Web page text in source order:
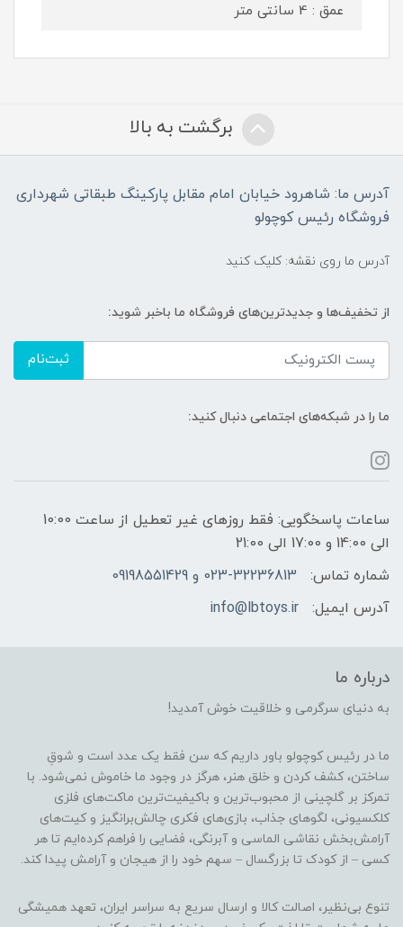
عمق : 4 سانتی متر
برگشت به بالا
آدرس ما: شاهرود خیابان امام مقابل پارکینگ طبقاتی شهرداری
فروشگاه رئیس کوچولو
آدرس ما روی نقشه: کلیک کنید
از تخفیف‌ها و جدیدترین‌های فروشگاه ما باخبر شوید:
ثبت‌نام
ما را در شبکه‌های اجتماعی دنبال کنید:
ساعات پاسخگویی: فقط روزهای غیر تعطیل از ساعت 10:00
الی 14:00 و 17:00 الی 21:00
شماره تماس:
023-32236813 و 09198551429
آدرس ایمیل:
info@lbtoys.ir
درباره ما
به دنیای سرگرمی و خلاقیت خوش آمدید!
ما در رئیس کوچولو باور داریم که سن فقط یک عدد است و شوقِ
ساختن، کشف کردن و خلق هنر، هرگز در وجود ما خاموش نمی‌شود. با
تمرکز بر گلچینی از محبوب‌ترین و باکیفیت‌ترین ماکت‌های فلزی
کلکسیونی، لگوهای جذاب، بازی‌های فکری چالش‌برانگیز و کیت‌های
آرامش‌بخش نقاشی الماسی و آبرنگی، فضایی را فراهم کرده‌ایم تا هر
کسی – از کودک تا بزرگسال – سهم خود را از هیجان و آرامش پیدا کند.
تنوع بی‌نظیر، اصالت کالا و ارسال سریع به سراسر ایران، تعهد همیشگی